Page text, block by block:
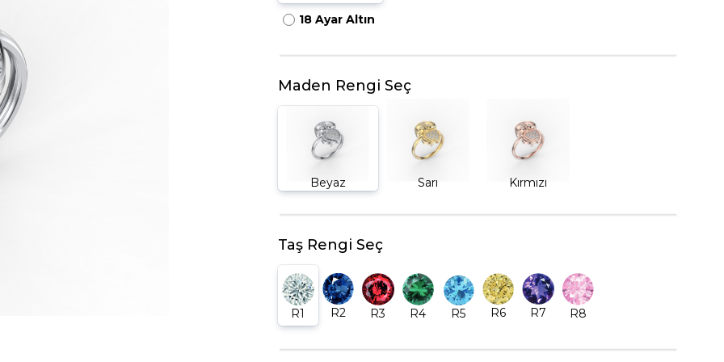
18 Ayar Altın
Maden Rengi Seç
Beyaz Sarı Kırmızı
Taş Rengi Seç
R1 R2 R3 R4 R5 R6 R7 R8